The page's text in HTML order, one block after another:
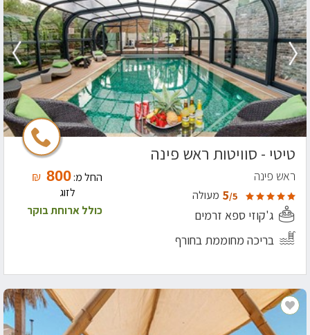
טיטי - סוויטות ראש פינה
ראש פינה
5/5 מעולה
ג'קוזי ספא זרמים
בריכה מחוממת בחורף
החל מ:800
₪
לזוג
כולל ארוחת בוקר